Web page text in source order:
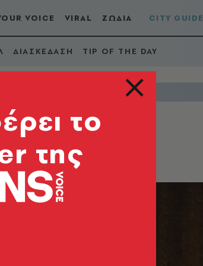
VOICE VIRAL ΖΩΔΙΑ CITY GUIDE
ΔΙΑΣΚΕΔΑΣΗ TIP OF THE DAY
το
της